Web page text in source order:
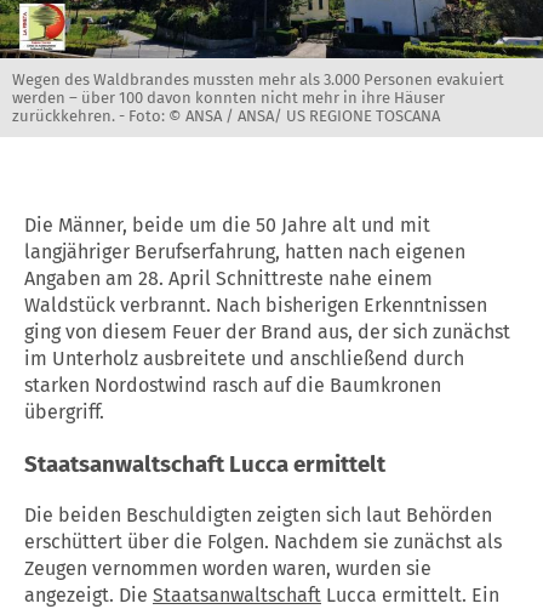
Wegen des Waldbrandes mussten mehr als 3.000 Personen evakuiert
werden – über 100 davon konnten nicht mehr in ihre Häuser
zurückkehren. - Foto: © ANSA / ANSA/ US REGIONE TOSCANA
Die Männer, beide um die 50 Jahre alt und mit
langjähriger Berufserfahrung, hatten nach eigenen
Angaben am 28. April Schnittreste nahe einem
Waldstück verbrannt. Nach bisherigen Erkenntnissen
ging von diesem Feuer der Brand aus, der sich zunächst
im Unterholz ausbreitete und anschließend durch
starken Nordostwind rasch auf die Baumkronen
übergriff.
Staatsanwaltschaft Lucca ermittelt
Die beiden Beschuldigten zeigten sich laut Behörden
erschüttert über die Folgen. Nachdem sie zunächst als
Zeugen vernommen worden waren, wurden sie
angezeigt. Die Staatsanwaltschaft Lucca ermittelt. Ein